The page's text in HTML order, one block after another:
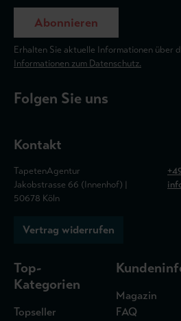
Abonnieren
Erhalten Sie aktuelle Informationen über
Informationen zum Datenschutz.
Folgen Sie uns
Kontakt
TapetenAgentur
Jakobstrasse 66 (Innenhof) |
50678 Köln
Vertrag widerrufen
Top-
Kategorien
Topseller
Magazin
FAQ